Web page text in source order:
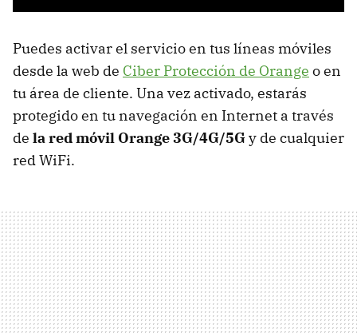
Puedes activar el servicio en tus líneas móviles
desde la web de Ciber Protección de Orange o en
tu área de cliente. Una vez activado, estarás
protegido en tu navegación en Internet a través
de la red móvil Orange 3G/4G/5Gy de cualquier
red WiFi.